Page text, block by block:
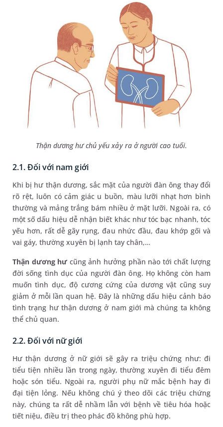
Thận dương hư chủ yếu xảy ra ở người cao tuổi.
2.1. Đối với nam giới
Khi bị hư thận dương, sắc mặt của người đàn ông thay đổi
rõ rệt, luôn có cảm giác u buồn, màu lưỡi nhạt hơn bình
thường và mảng trắng bám nhiều ở mặt lưỡi. Ngoài ra, có
một số dấu hiệu dễ nhận biết khác như tóc bạc nhanh, tóc
yếu hơn, rất dễ gãy rụng, đau nhức đầu, đau khớp gối và
vai gáy, thường xuyên bị lạnh tay chân,…
Thận dương hưcũng ảnh hưởng phần nào tới chất lượng
đời sống tình dục của người đàn ông. Họ không còn ham
muốn tình dục, độ cương cứng của dương vật cũng suy
giảm ở mỗi lần quan hệ. Đây là những dấu hiệu cảnh báo
tình trạng hư thận dương ở nam giới mà chúng ta không
thể chủ quan.
2.2. Đối với nữ giới
Hư thận dương ở nữ giới sẽ gây ra triệu chứng như: đi
tiểu tiện nhiều lần trong ngày, thường xuyên đi tiểu đêm
hoặc són tiểu. Ngoài ra, người phụ nữ mắc bệnh hay đi
đại tiện lỏng. Nếu không chú ý theo dõi các triệu chứng
này, chúng ta rất dễ nhầm lẫn với bệnh về tiêu hóa hoặc
tiết niệu, điều trị theo phác đồ không phù hợp.